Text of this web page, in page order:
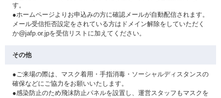
す。
●ホームページよりお申込みの方に確認メールが自動配信されます。
メール受信拒否設定をされている方はドメイン解除をしていただく
か@jafp.or.jpを受信リストに加えてください。
その他
●ご来場の際は、マスク着用・手指消毒・ソーシャルディスタンスの
確保などにご協力をお願いいたします。
●感染防止のため飛沫防止パネルを設置し、運営スタッフもマスクを